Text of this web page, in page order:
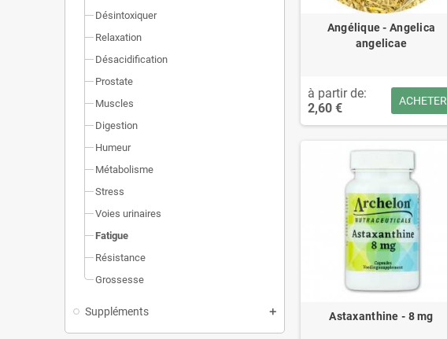
Désintoxiquer
Relaxation
Désacidification
Prostate
Muscles
Digestion
Humeur
Métabolisme
Stress
Voies urinaires
Fatigue
Résistance
Grossesse
Suppléments
Angélique - Angelica
angelicae
à partir de:
2,60 €
ACHETER
Astaxanthine - 8 mg